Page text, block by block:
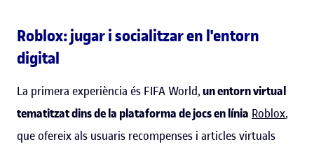
Roblox: jugar i socialitzar en l'entorn
digital
La primera experiència és FIFA World,un entorn virtual
tematitzat dins de la plataforma de jocs en línia Roblox,
que ofereix als usuaris recompenses i articles virtuals